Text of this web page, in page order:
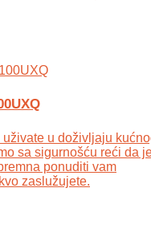
u doživljaju
sa sigurnošću reći da
ponuditi vam
zaslužujete.